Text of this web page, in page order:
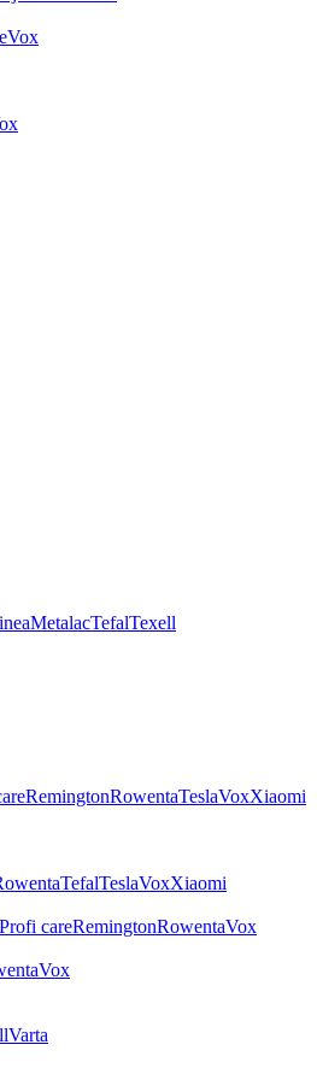
Vox
MetalacTefalTexell
RemingtonRowentaTeslaVoxXiaomi
TefalTeslaVoxXiaomi
Profi careRemingtonRowentaVox
Vox
Varta